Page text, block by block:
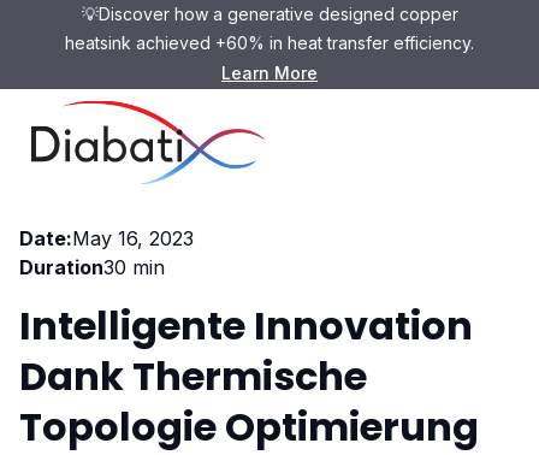
💡Discover how a generative designed copper
heatsink achieved +60% in heat transfer efficiency.
Learn More
Date:May 16, 2023
Duration30 min
Intelligente Innovation
Dank Thermische
Topologie Optimierung